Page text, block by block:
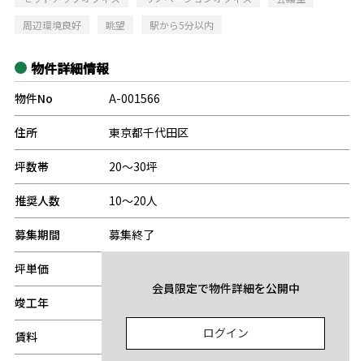
周辺環境良好
眺望 駅から5分以内
物件詳細情報
物件No A-001566
住所 東京都千代田区
坪数帯 20～30坪
推奨人数 10～20人
募集期間 募集終了
坪単価
竣工年
賃料
会員限定で物件詳細を公開中
ログイン